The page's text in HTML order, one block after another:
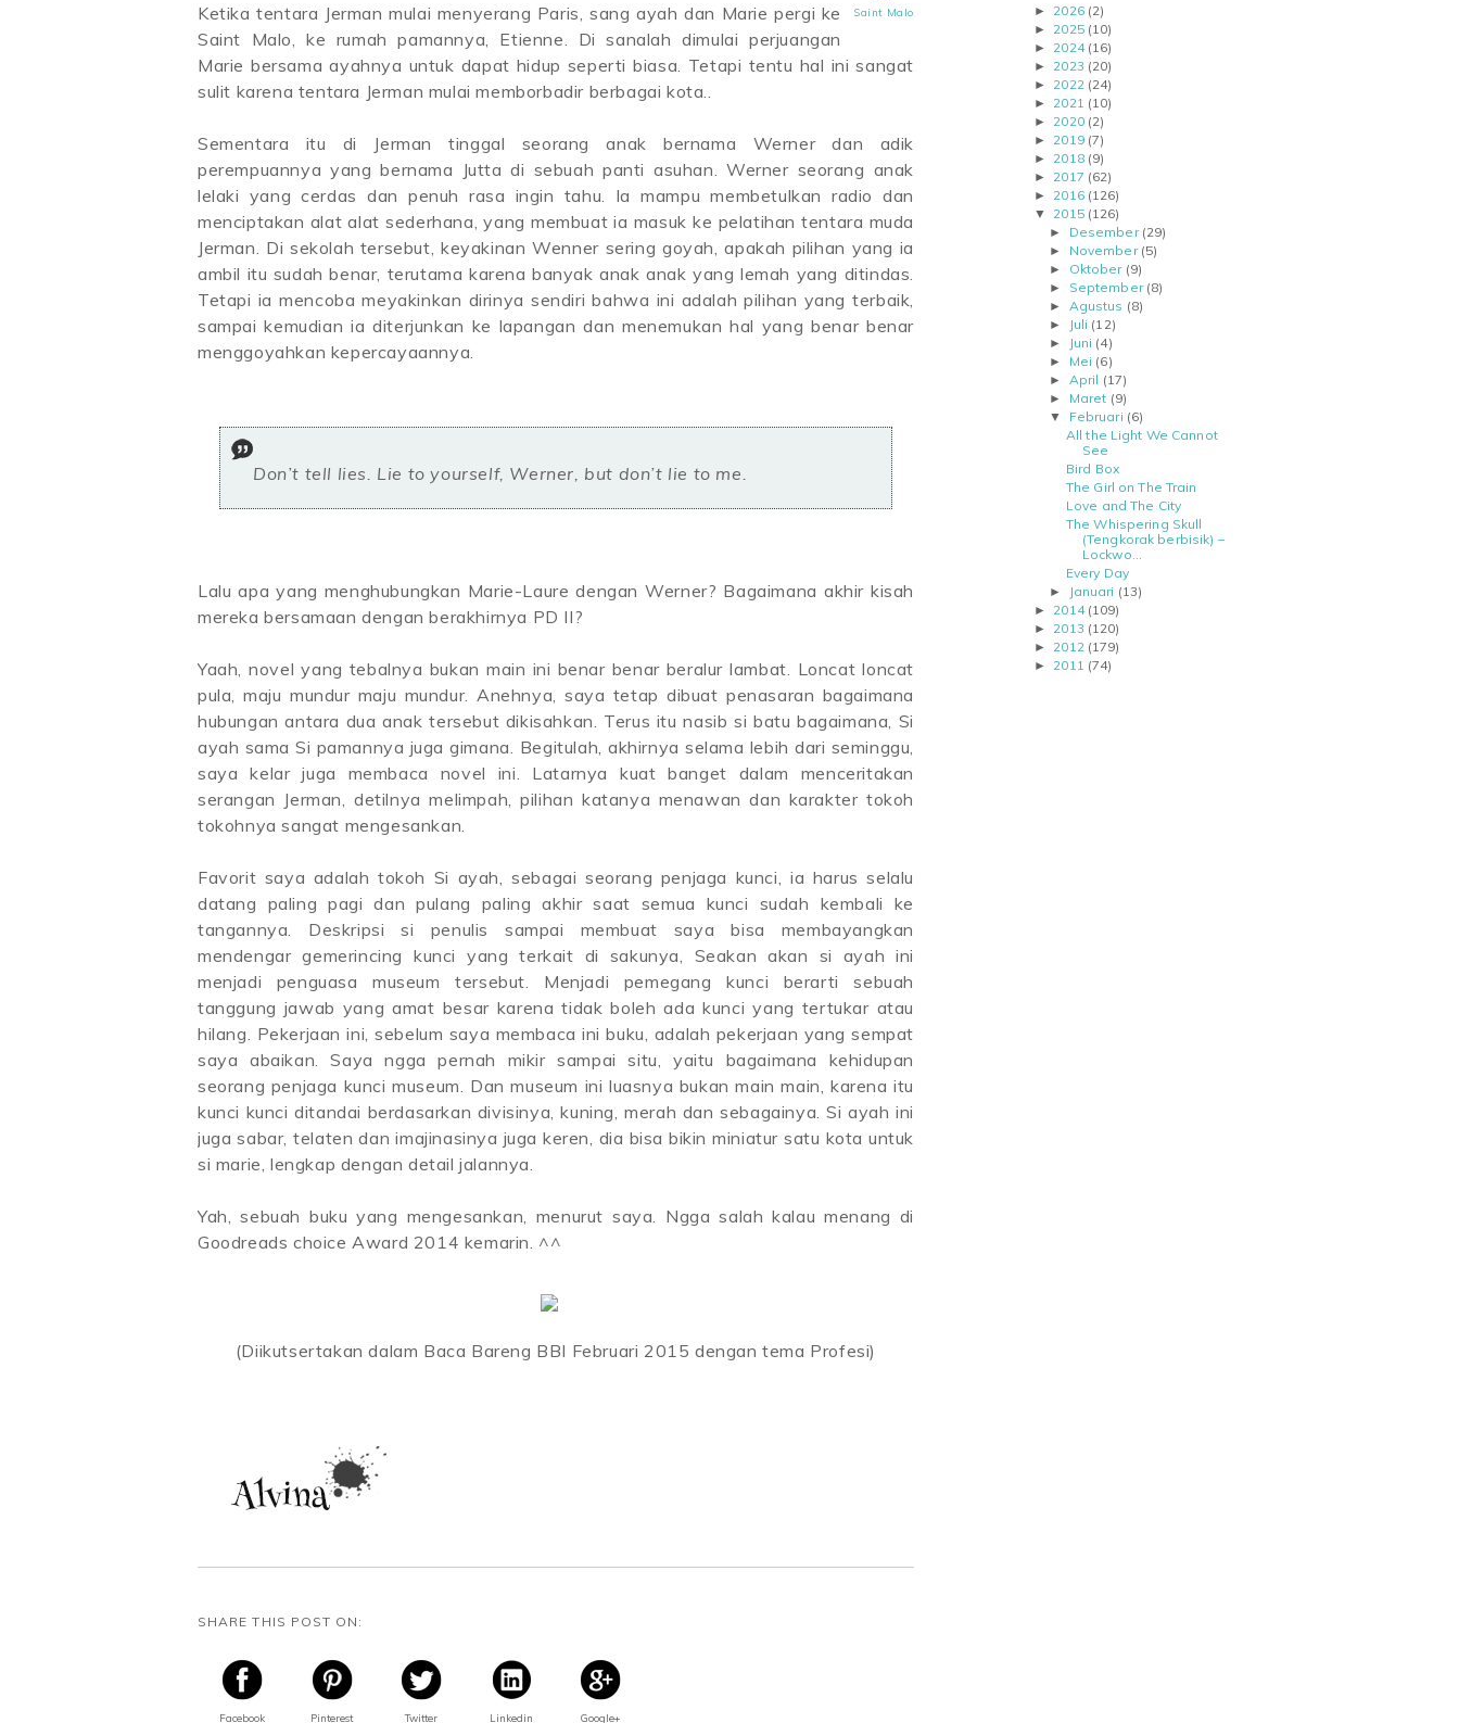
Saint Malo
Ketika tentara Jerman mulai menyerang Paris, sang ayah dan Marie pergi ke
Saint Malo, ke rumah pamannya, Etienne. Di sanalah dimulai perjuangan
Marie bersama ayahnya untuk dapat hidup seperti biasa. Tetapi tentu hal ini sangat
sulit karena tentara Jerman mulai memborbadir berbagai kota..
Sementara itu di Jerman tinggal seorang anak bernama Werner dan adik
perempuannya yang bernama Jutta di sebuah panti asuhan. Werner seorang anak
lelaki yang cerdas dan penuh rasa ingin tahu. Ia mampu membetulkan radio dan
menciptakan alat alat sederhana, yang membuat ia masuk ke pelatihan tentara muda
Jerman. Di sekolah tersebut, keyakinan Wenner sering goyah, apakah pilihan yang ia
ambil itu sudah benar, terutama karena banyak anak anak yang lemah yang ditindas.
Tetapi ia mencoba meyakinkan dirinya sendiri bahwa ini adalah pilihan yang terbaik,
sampai kemudian ia diterjunkan ke lapangan dan menemukan hal yang benar benar
menggoyahkan kepercayaannya.
Don’t tell lies. Lie to yourself, Werner, but don’t lie to me.
Lalu apa yang menghubungkan Marie-Laure dengan Werner? Bagaimana akhir kisah
mereka bersamaan dengan berakhirnya PD II?
Yaah, novel yang tebalnya bukan main ini benar benar beralur lambat. Loncat loncat
pula, maju mundur maju mundur. Anehnya, saya tetap dibuat penasaran bagaimana
hubungan antara dua anak tersebut dikisahkan. Terus itu nasib si batu bagaimana, Si
ayah sama Si pamannya juga gimana. Begitulah, akhirnya selama lebih dari seminggu,
saya kelar juga membaca novel ini. Latarnya kuat banget dalam menceritakan
serangan Jerman, detilnya melimpah, pilihan katanya menawan dan karakter tokoh
tokohnya sangat mengesankan.
Favorit saya adalah tokoh Si ayah, sebagai seorang penjaga kunci, ia harus selalu
datang paling pagi dan pulang paling akhir saat semua kunci sudah kembali ke
tangannya. Deskripsi si penulis sampai membuat saya bisa membayangkan
mendengar gemerincing kunci yang terkait di sakunya, Seakan akan si ayah ini
menjadi penguasa museum tersebut. Menjadi pemegang kunci berarti sebuah
tanggung jawab yang amat besar karena tidak boleh ada kunci yang tertukar atau
hilang. Pekerjaan ini, sebelum saya membaca ini buku, adalah pekerjaan yang sempat
saya abaikan. Saya ngga pernah mikir sampai situ, yaitu bagaimana kehidupan
seorang penjaga kunci museum. Dan museum ini luasnya bukan main main, karena itu
kunci kunci ditandai berdasarkan divisinya, kuning, merah dan sebagainya. Si ayah ini
juga sabar, telaten dan imajinasinya juga keren, dia bisa bikin miniatur satu kota untuk
si marie, lengkap dengan detail jalannya.
Yah, sebuah buku yang mengesankan, menurut saya. Ngga salah kalau menang di
Goodreads choice Award 2014 kemarin. ^^
(Diikutsertakan dalam Baca Bareng BBI Februari 2015 dengan tema Profesi)
SHARE THIS POST ON:
Facebook Pinterest Twitter Linkedin Google+
► 2026 (2)
► 2025 (10)
► 2024 (16)
► 2023 (20)
► 2022 (24)
► 2021 (10)
► 2020 (2)
► 2019 (7)
► 2018 (9)
► 2017 (62)
► 2016 (126)
▼ 2015 (126)
► Desember (29)
► November (5)
► Oktober (9)
► September (8)
► Agustus (8)
► Juli (12)
► Juni (4)
► Mei (6)
► April (17)
► Maret (9)
▼ Februari (6)
All the Light We Cannot
See
Bird Box
The Girl on The Train
Love and The City
The Whispering Skull
(Tengkorak berbisik) –
Lockwo...
Every Day
► Januari (13)
► 2014 (109)
► 2013 (120)
► 2012 (179)
► 2011 (74)